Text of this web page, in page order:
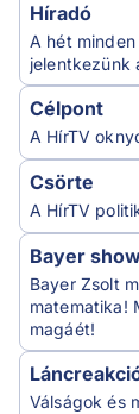
Híradó
A hét
jelentkezünk
Célpont
A HírTV
Csörte
A HírTV
Bayer
Bayer Zsolt
matematika!
magáét!
Válságok és